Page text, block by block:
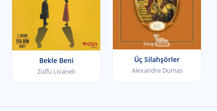
Bekle Beni
Zülfü Livaneli
Üç Silahşörler
Alexandre Dumas